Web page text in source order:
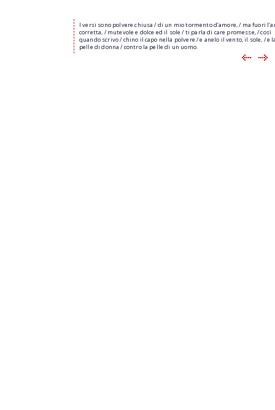
I versi sono polvere chiusa / di un mio tormento d’amore, / ma fuori
corretta, / mutevole e dolce ed il sole / ti parla di care promesse, / così
quando scrivo / chino il capo nella polvere / e anelo il vento, il sole, / e
pelle di donna / contro la pelle di un uomo.